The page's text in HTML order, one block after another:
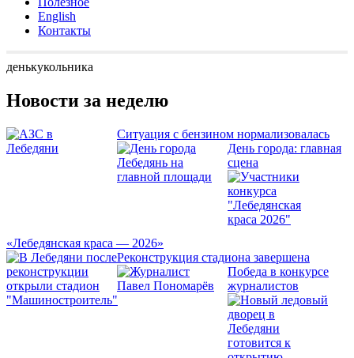
English
Контакты
денькукольника
Новости за неделю
Ситуация с бензином нормализовалась
День города: главная
сцена
«Лебедянская краса — 2026»
Реконструкция стадиона завершена
Победа в конкурсе
журналистов